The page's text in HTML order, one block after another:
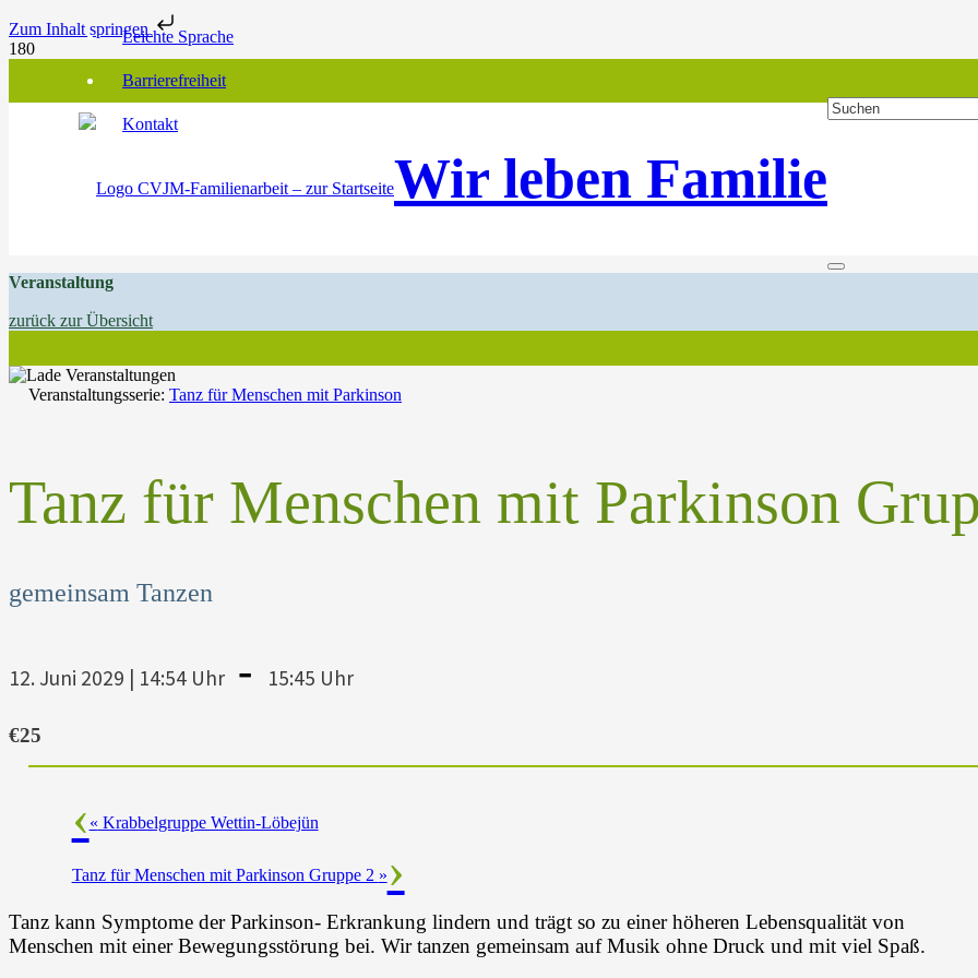
Zum Inhalt springenLeichte Sprache
Barrierefreiheit
Kontakt
Wir leben Familie
Veranstaltung
zurück zur Übersicht
Veranstaltungsserie: Tanz für Menschen mit Parkinson
Tanz für Menschen mit Parkinson
gemeinsam Tanzen
12. Juni 2029 | 14:54 Uhr - 15:45 Uhr
€25
« Krabbelgruppe Wettin-Löbejün
Tanz für Menschen mit Parkinson Gruppe 2 »
Tanz kann Symptome der Parkinson- Erkrankung lindern und trägt so zu einer höheren Lebensqualität von
Menschen mit einer Bewegungsstörung bei. Wir tanzen gemeinsam auf Musik ohne Druck und mit viel Spaß.